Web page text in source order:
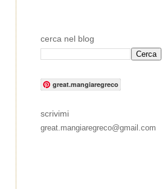
cerca nel blog
great.mangiaregreco
scrivimi
great.mangiaregreco@gmail.com